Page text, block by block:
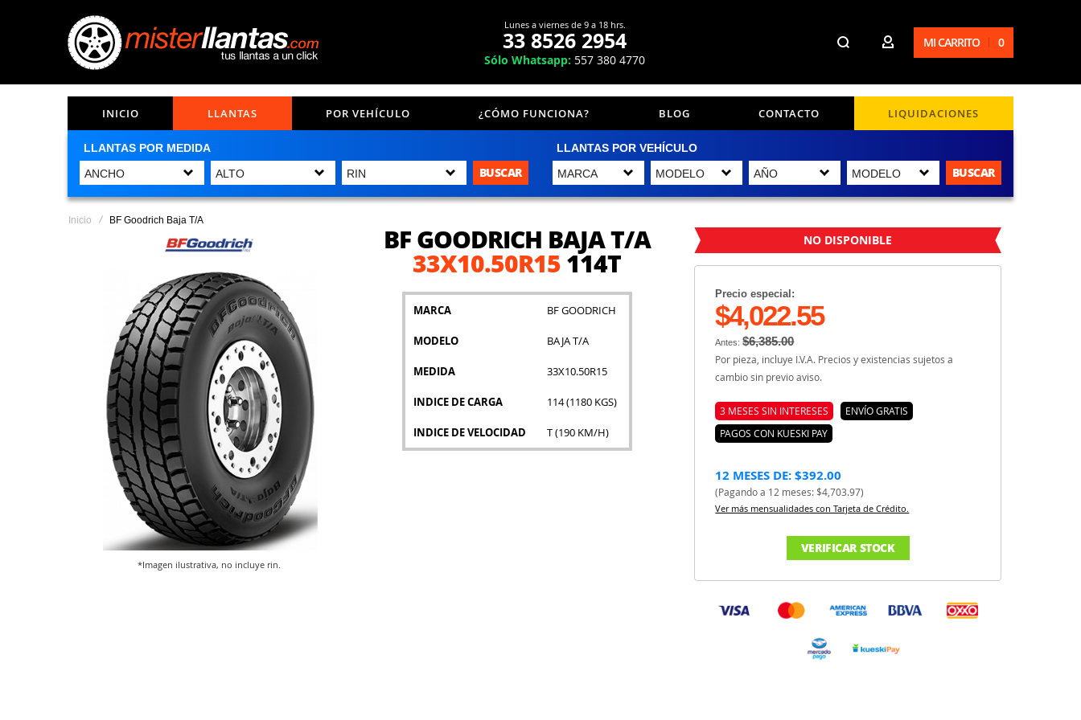
Lunes a viernes de 9 a 18 hrs.
33 8526 2954
Sólo Whatsapp: 557 380 4770
MI CARRITO 0
INICIO LLANTAS POR VEHÍCULO ¿CÓMO FUNCIONA? BLOG CONTACTO LIQUIDACIONES
LLANTAS POR MEDIDA
BUSCAR
LLANTAS POR VEHÍCULO
BUSCAR
Inicio BF Goodrich Baja T/A
BF GOODRICH BAJA T/A
33X10.50R15114T
MARCA BF GOODRICH
MODELO BAJA T/A
MEDIDA 33X10.50R15
INDICE DE CARGA 114 (1180 KGS)
INDICE DE VELOCIDAD T (190 KM/H)
NO DISPONIBLE
Precio especial:
$4,022.55
Antes:$6,385.00
Por pieza, incluye I.V.A. Precios y existencias sujetos a
cambio sin previo aviso.
3 MESES SIN INTERESES
ENVÍO GRATIS
PAGOS CON KUESKI PAY
12 MESES DE: $392.00
(Pagando a 12 meses: $4,703.97)
Ver más mensualidades con Tarjeta de Crédito.
VERIFICAR STOCK
imágenes
*Imagen ilustrativa, no incluye rin.